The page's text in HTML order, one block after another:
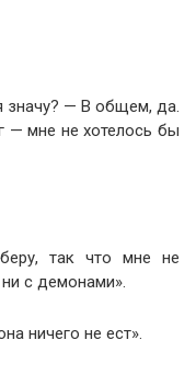
значу? — В общем, да.
— мне не хотелось бы
так что мне не
с демонами».
ничего не ест».